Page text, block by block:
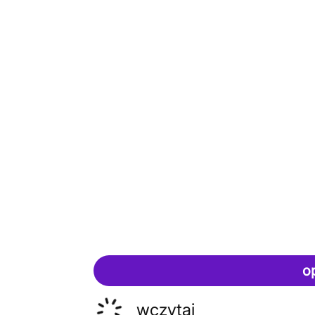
wczytaj